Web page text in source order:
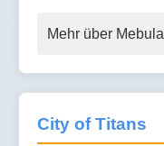
Mehr über Mebula
City of Titans